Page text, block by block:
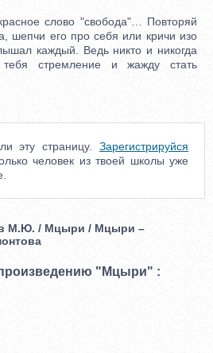
слово "свобода"… Повторяй
шепчи его про себя или кричи изо
каждый. Ведь никто и никогда
стремление и жажду стать
эту страницу. Зарегистрируйся
человек из твоей школы уже
М.Ю. / Мцыри / Мцыри –
"Мцыри" :